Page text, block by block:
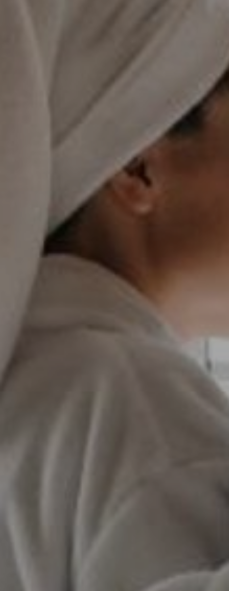
WYŻYWIENIE